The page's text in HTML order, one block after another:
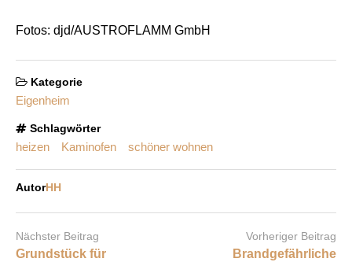
Fotos: djd/AUSTROFLAMM GmbH
Kategorie
Eigenheim
Schlagwörter
heizen Kaminofen schöner wohnen
AutorHH
Nächster Beitrag
Grundstück für
Vorheriger Beitrag
Brandgefährliche